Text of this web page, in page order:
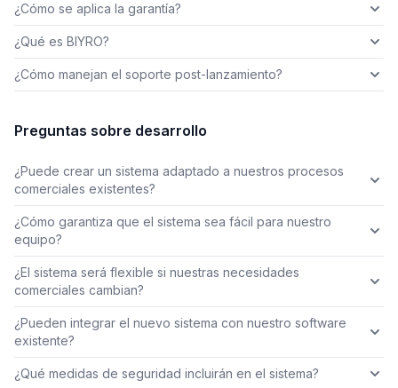
¿Cómo se aplica la garantía?
¿Qué es BIYRO?
¿Cómo manejan el soporte post-lanzamiento?
Preguntas sobre desarrollo
¿Puede crear un sistema adaptado a nuestros procesos
comerciales existentes?
¿Cómo garantiza que el sistema sea fácil para nuestro
equipo?
¿El sistema será flexible si nuestras necesidades
comerciales cambian?
¿Pueden integrar el nuevo sistema con nuestro software
existente?
¿Qué medidas de seguridad incluirán en el sistema?